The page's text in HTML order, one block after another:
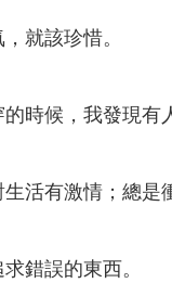
就該珍惜。
時候，我發現有
活有激情；總是
錯誤的東西。